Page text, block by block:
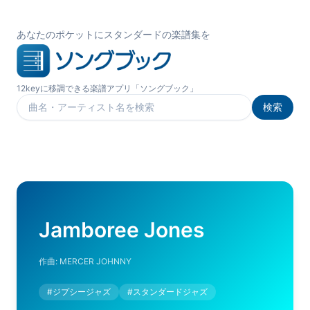
あなたのポケットにスタンダードの楽譜集を
12keyに移調できる楽譜アプリ「ソングブック」
楽曲を検索
検索
Jamboree Jones
作曲: MERCER JOHNNY
#ジプシージャズ #スタンダードジャズ